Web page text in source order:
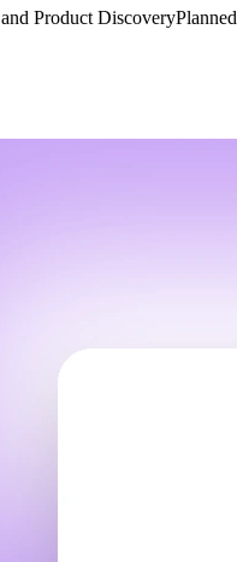
Product DiscoveryPlanned